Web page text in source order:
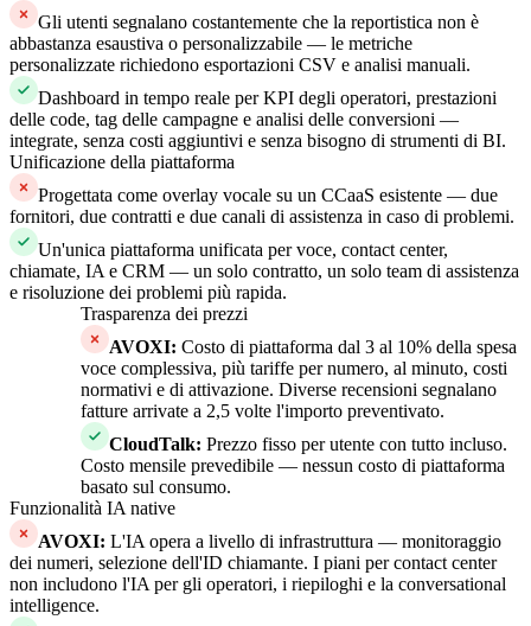
Gli utenti segnalano costantemente che la reportistica non è
abbastanza esaustiva o personalizzabile — le metriche
personalizzate richiedono esportazioni CSV e analisi manuali.
Dashboard in tempo reale per KPI degli operatori, prestazioni
delle code, tag delle campagne e analisi delle conversioni —
integrate, senza costi aggiuntivi e senza bisogno di strumenti di BI.
Unificazione della piattaforma
Progettata come overlay vocale su un CCaaS esistente — due
fornitori, due contratti e due canali di assistenza in caso di problemi.
Un'unica piattaforma unificata per voce, contact center,
chiamate, IA e CRM — un solo contratto, un solo team di assistenza
e risoluzione dei problemi più rapida.
Trasparenza dei prezzi
AVOXI: Costo di piattaforma dal 3 al 10% della spesa
voce complessiva, più tariffe per numero, al minuto, costi
normativi e di attivazione. Diverse recensioni segnalano
fatture arrivate a 2,5 volte l'importo preventivato.
CloudTalk: Prezzo fisso per utente con tutto incluso.
Costo mensile prevedibile — nessun costo di piattaforma
basato sul consumo.
Funzionalità IA native
AVOXI: L'IA opera a livello di infrastruttura — monitoraggio
dei numeri, selezione dell'ID chiamante. I piani per contact center
non includono l'IA per gli operatori, i riepiloghi e la conversational
intelligence.